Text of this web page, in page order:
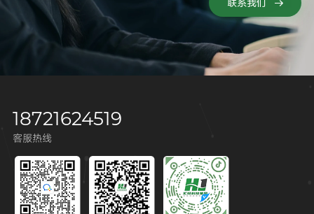
18721624519
客服热线